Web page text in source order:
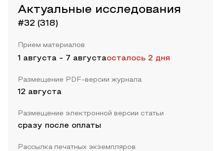
Актуальные исследования
#32 (318)
Прием материалов
1 августа - 7 августаосталось 2 дня
Размещение PDF-версии журнала
12 августа
Размещение электронной версии статьи
сразу после оплаты
Рассылка печатных экземпляров